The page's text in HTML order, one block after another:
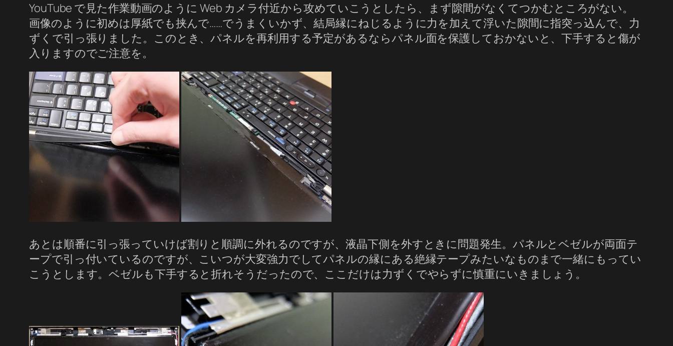
YouTube で見た作業動画のように Web カメラ付近から攻めていこうとしたら、まず隙間がなくてつかむところがない。
画像のように初めは厚紙でも挟んで……でうまくいかず、結局縁にねじるように力を加えて浮いた隙間に指突っ込んで、力
ずくで引っ張りました。このとき、パネルを再利用する予定があるならパネル面を保護しておかないと、下手すると傷が
入りますのでご注意を。
あとは順番に引っ張っていけば割りと順調に外れるのですが、液晶下側を外すときに問題発生。パネルとベゼルが両面テ
ープで引っ付いているのですが、こいつが大変強力でしてパネルの縁にある絶縁テープみたいなものまで一緒にもってい
こうとします。ベゼルも下手すると折れそうだったので、ここだけは力ずくでやらずに慎重にいきましょう。